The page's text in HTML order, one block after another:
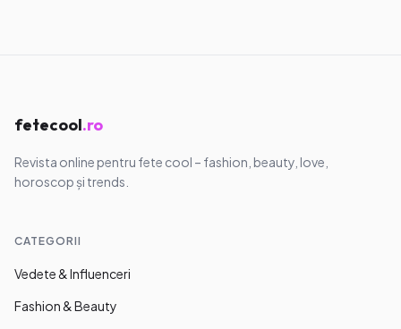
fetecool.ro
Revista online pentru fete cool – fashion, beauty, love,
horoscop și trends.
CATEGORII
Vedete & Influenceri
Fashion & Beauty